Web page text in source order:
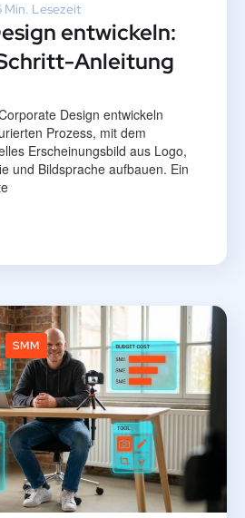
Min. Lesezeit
entwickeln:
Anleitung
Design entwickeln
Prozess, mit dem
Erscheinungsbild aus Logo,
und Bildsprache aufbauen. Ein
SMM